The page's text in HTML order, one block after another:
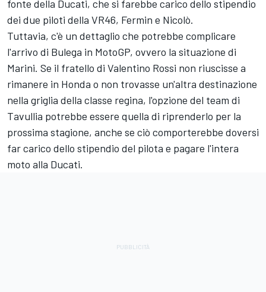
fonte della Ducati, che si farebbe carico dello stipendio
dei due piloti della VR46, Fermin e Nicolò.
Tuttavia, c'è un dettaglio che potrebbe complicare
l'arrivo di Bulega in MotoGP, ovvero la situazione di
Marini. Se il fratello di Valentino Rossi non riuscisse a
rimanere in Honda o non trovasse un'altra destinazione
nella griglia della classe regina, l'opzione del team di
Tavullia potrebbe essere quella di riprenderlo per la
prossima stagione, anche se ciò comporterebbe doversi
far carico dello stipendio del pilota e pagare l'intera
moto alla Ducati.